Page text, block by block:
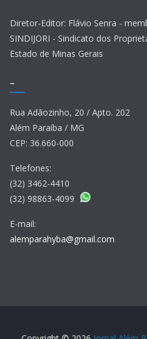
Diretor-Editor: Flávio Senra -
SINDIJORI - Sindicato dos
Estado de Minas Gerais
–
Rua Adãozinho, 20 / Apto. 202
Além Paraíba / MG
CEP: 36.660-000
Telefones:
(32) 3462-4410
(32) 98863-4099
E-mail:
alemparahyba@gmail.com